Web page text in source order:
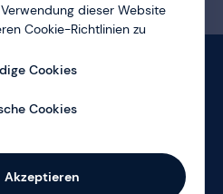
dieser Website
Cookie-Richtlinien zu
Cookies
Cookies
Akzeptieren